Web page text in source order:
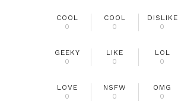
COOL
0
COOL
0
DISLIKE
0
GEEKY
0
LIKE
0
LOL
0
LOVE
0
NSFW
0
OMG
0